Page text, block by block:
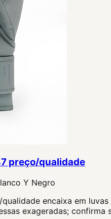
preço/qualidade
Y Negro
encaixa em
exageradas; confirma